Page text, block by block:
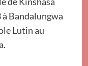
Bandalungwa
Lutin au